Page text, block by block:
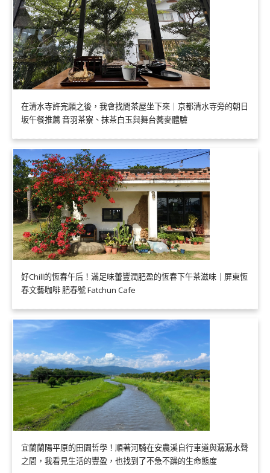
在清水寺許完願之後，我會找間茶屋坐下來｜京都清水寺旁的朝日
坂午餐推薦 音羽茶寮、抹茶白玉與舞台蕎麥體驗
好Chill的恆春午后！滿足味蕾豐潤肥盈的恆春下午茶滋味｜屏東恆
春文藝咖啡 肥春號 Fatchun Cafe
宜蘭蘭陽平原的田園哲學！順著河騎在安農溪自行車道與潺潺水聲
之間，我看見生活的豐盈，也找到了不急不躁的生命態度